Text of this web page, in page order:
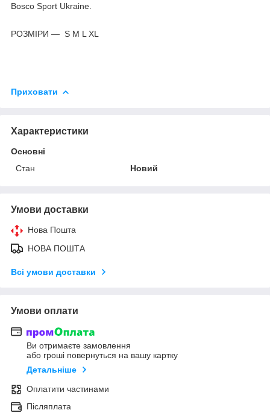
Bosco Sport Ukraine.
РОЗМІРИ — S M L XL
Приховати
Характеристики
Основні
Стан
Новий
Умови доставки
Нова Пошта
НОВА ПОШТА
Всі умови доставки
Умови оплати
Ви отримаєте замовлення
або гроші повернуться на вашу картку
Детальніше
Оплатити частинами
Післяплата